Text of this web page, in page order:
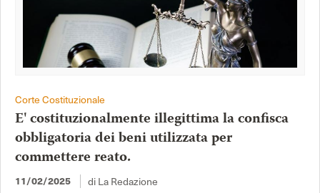
Corte Costituzionale
E' costituzionalmente illegittima la confisca
obbligatoria dei beni utilizzata per
commettere reato.
11/02/2025 di La Redazione